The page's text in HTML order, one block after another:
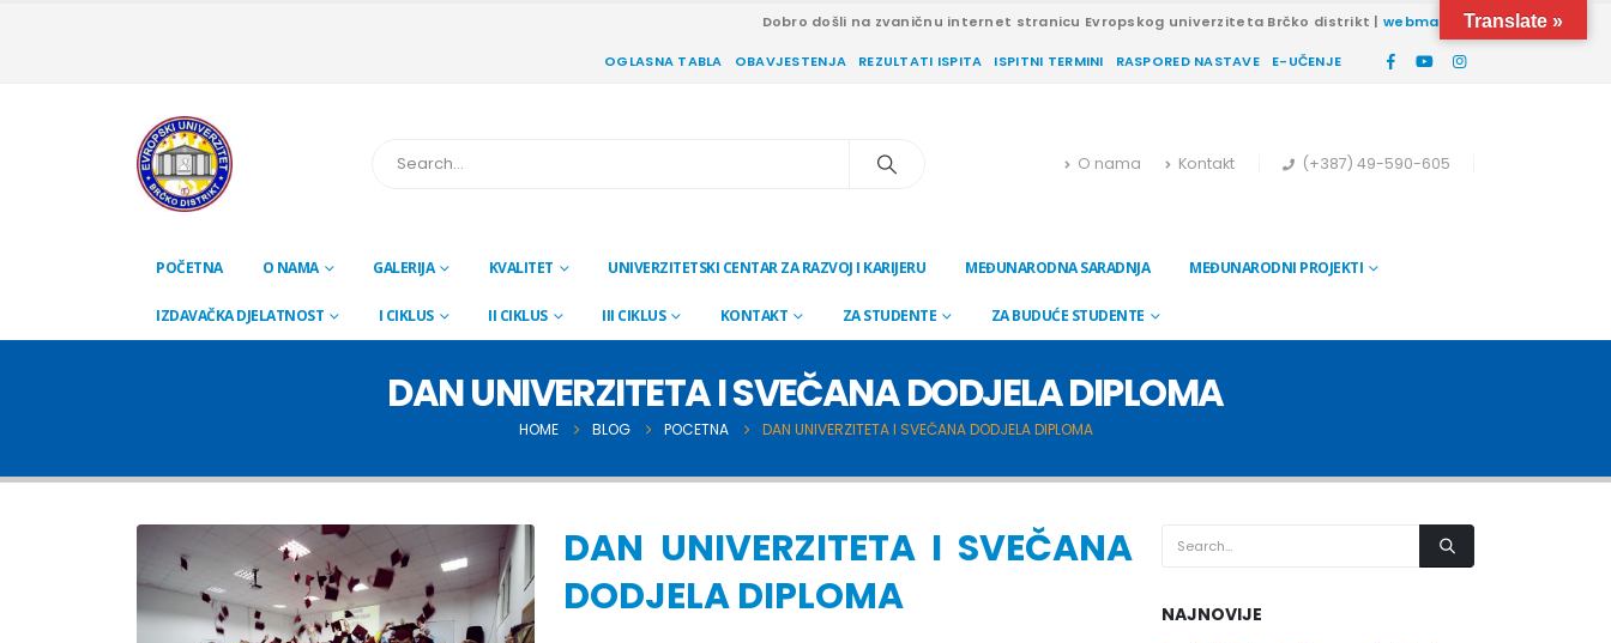
Dobro došli na zvaničnu internet stranicu Evropskog univerziteta Brčko distrikt |webmail
OGLASNA TABLA OBAVJESTENJA REZULTATI ISPITA ISPITNI TERMINI RASPORED NASTAVE E-UČENJE
O nama Kontakt (+387) 49-590-605
POČETNA O NAMA GALERIJA KVALITET UNIVERZITETSKI CENTAR ZA RAZVOJ I KARIJERU MEĐUNARODNA SARADNJA MEĐUNARODNI PROJEKTI
IZDAVAČKA DJELATNOST I CIKLUS II CIKLUS III CIKLUS KONTAKT ZA STUDENTE ZA BUDUĆE STUDENTE
DAN UNIVERZITETA I SVEČANA DODJELA DIPLOMA
HOME BLOG POCETNA DAN UNIVERZITETA I SVEČANA DODJELA DIPLOMA
DAN UNIVERZITETA I SVEČANA
DODJELA DIPLOMA
NAJNOVIJE
Translate »